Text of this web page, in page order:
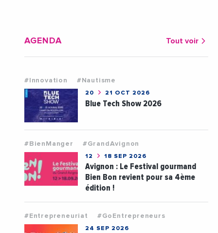
AGENDA Tout voir
#Innovation #Nautisme
20 21 OCT 2026
Blue Tech Show 2026
#BienManger #GrandAvignon
12 18 SEP 2026
Avignon : Le Festival gourmand
Bien Bon revient pour sa 4ème
édition !
#Entrepreneuriat #GoEntrepreneurs
24 SEP 2026